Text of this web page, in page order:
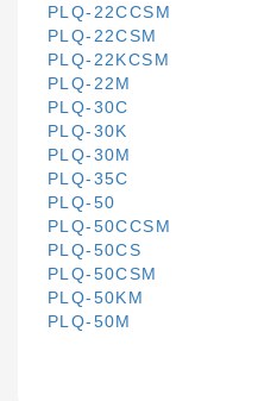
PLQ-22CCSM
PLQ-22CSM
PLQ-22KCSM
PLQ-22M
PLQ-30C
PLQ-30K
PLQ-30M
PLQ-35C
PLQ-50
PLQ-50CCSM
PLQ-50CS
PLQ-50CSM
PLQ-50KM
PLQ-50M